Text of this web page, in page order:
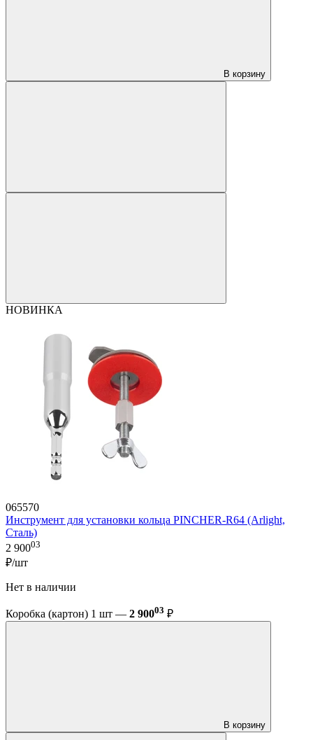
В корзину
НОВИНКА
065570
Инструмент для установки кольца PINCHER-R64 (Arlight,
Сталь)
2 90003
₽/шт
Нет в наличии
Коробка (картон) 1 шт — 2 90003 ₽
В корзину